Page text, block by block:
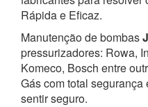
Rápida e Eficaz.
Manutenção de bombas
pressurizadores: Rowa,
Komeco, Bosch entre
Gás com total
sentir seguro.